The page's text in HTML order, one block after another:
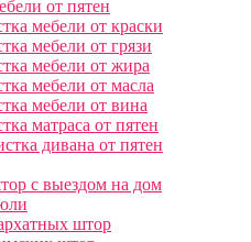
от пятен
мебели от краски
мебели от грязи
мебели от жира
мебели от масла
мебели от вина
матраса от пятен
дивана от пятен
с выездом на дом
штор